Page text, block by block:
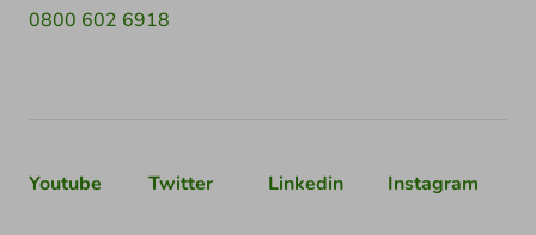
0800 602 6918
Youtube Twitter Linkedin Instagram